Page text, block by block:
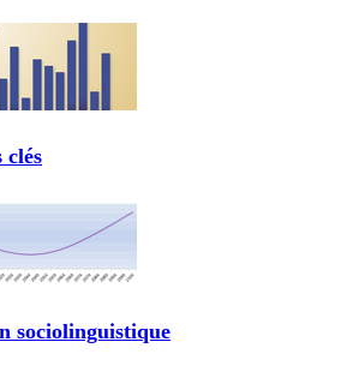
clés
sociolinguistique